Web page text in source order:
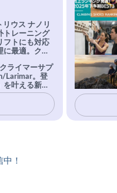
ウス ナノリ
トレーニング
フトにも対応
に最適。クラ
るギア。
ライマーサプ
Larimar。登
を叶える新習
トレーニング
すクライマー
る専用設計サ
！